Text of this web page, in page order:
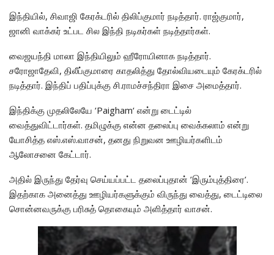
இந்தியில், சிவாஜி கேரக்டரில் திலிப்குமார் நடித்தார். ராஜ்குமார்,
ஜானி வாக்கர் உட்பட சில இந்தி நடிகர்கள் நடித்தார்கள்.
வைஜயந்தி மாலா இந்தியிலும் ஹீரோயினாக நடித்தார்.
சரோஜாதேவி, திலீப்குமாரை காதலித்து தோல்வியடையும் கேரக்டரில்
நடித்தார். இந்திப் பதிப்புக்கு சி.ராமச்சந்திரா இசை அமைத்தார்.
இந்திக்கு முதலிலேயே ‘Paigham‘ என்று டைட்டில்
வைத்துவிட்டார்கள். தமிழுக்கு என்ன தலைப்பு வைக்கலாம் என்று
யோசித்த எஸ்.எஸ்.வாசன், தனது நிறுவன ஊழியர்களிடம்
ஆலோசனை கேட்டார்.
அதில் இருந்து தேர்வு செய்யப்பட்ட தலைப்புதான் ’இரும்புத்திரை’.
இதற்காக அனைத்து ஊழியர்களுக்கும் விருந்து வைத்து, டைட்டிலை
சொன்னவருக்கு பரிசுத் தொகையும் அளித்தார் வாசன்.